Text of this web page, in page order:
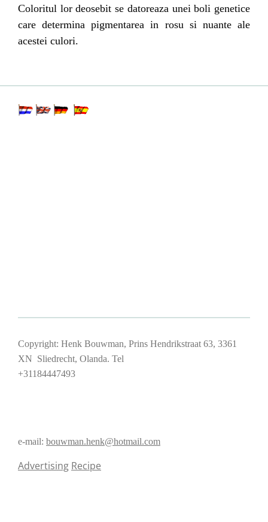
Coloritul lor deosebit se datoreaza unei boli genetice
care determina pigmentarea in rosu si nuante ale
acestei culori.
Copyright: Henk Bouwman, Prins Hendrikstraat 63, 3361
XN Sliedrecht, Olanda. Tel
+31184447493
e-mail: bouwman.henk@hotmail.com
Advertising Recipe